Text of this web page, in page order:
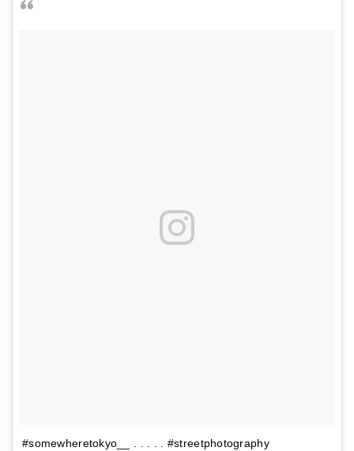
#somewheretokyo__ . . . . . #streetphotography